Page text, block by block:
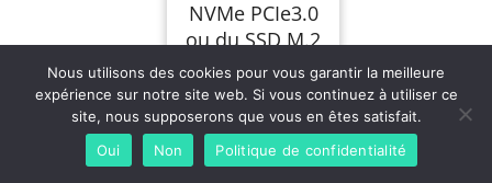
NVMe PCIe3.0
ou du SSD M.2
SATA, jusqu'à 4
To. Très
approprié pour
le bureau et un
usage
Nous utilisons des cookies pour vous garantir la meilleure
expérience sur notre site web. Si vous continuez à utiliser ce
site, nous supposerons que vous en êtes satisfait.
Oui
Non Politique de confidentialité